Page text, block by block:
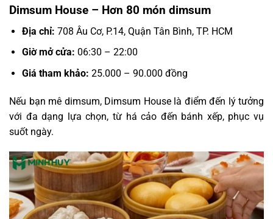
Dimsum House – Hơn 80 món dimsum
Địa chỉ: 708 Âu Cơ, P.14, Quận Tân Bình, TP. HCM
Giờ mở cửa: 06:30 – 22:00
Giá tham khảo: 25.000 – 90.000 đồng
Nếu bạn mê dimsum, Dimsum House là điểm đến lý tưởng
với đa dạng lựa chọn, từ há cảo đến bánh xếp, phục vụ
suốt ngày.